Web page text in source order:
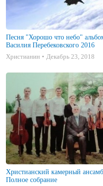
Песня "Хорошо что небо"
Василия Перебековского 2016
Христианин
Декабрь 23, 2018
Христианский камерный
Полное собрание